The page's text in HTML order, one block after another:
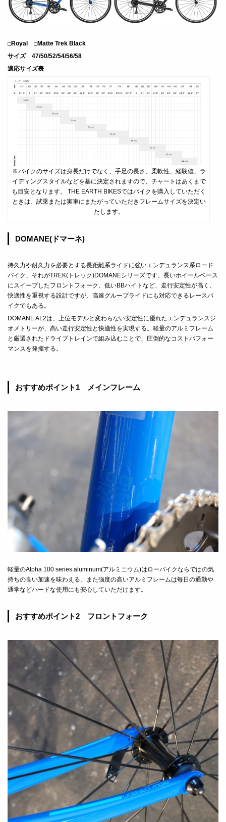
□Royal □Matte Trek Black
サイズ 47/50/52/54/56/58
適応サイズ表
※バイクのサイズは身長だけでなく、手足の長さ、柔軟性、経験値、ラ
イディングスタイルなどを基に決定されますので、チャートはあくまで
も目安となります。 THE EARTH BIKESではバイクを購入していただく
ときは、試乗または実車にまたがっていただきフレームサイズを決定い
たします。
DOMANE(ドマーネ)
持久力や耐久力を必要とする長距離系ライドに強いエンデュランス系ロード
バイク、それがTREK(トレック)DOMANEシリーズです。長いホイールベース
にスイープしたフロントフォーク、低いBBハイトなど、走行安定性が高く、
快適性を重視する設計ですが、高速グループライドにも対応できるレースバ
イクでもある。
DOMANE AL2は、上位モデルと変わらない安定性に優れたエンデュランスジ
オメトリーが、高い走行安定性と快適性を実現する。軽量のアルミフレーム
と厳選されたドライブトレインで組み込むことで、圧倒的なコストパフォー
マンスを発揮する。
おすすめポイント1 メインフレーム
軽量のAlpha 100 series aluminum(アルミニウム)はローバイクならではの気
持ちの良い加速を味わえる。また強度の高いアルミフレームは毎日の通勤や
通学などハードな使用にも安心していただけます。
おすすめポイント2 フロントフォーク